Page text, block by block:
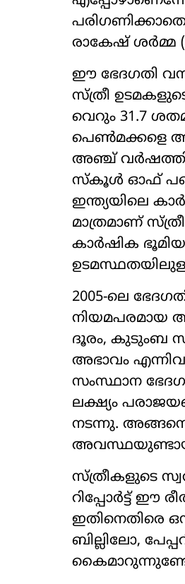
രാകേഷ് ശർമ്മ
ഈ ഭേദഗതി
സ്ത്രീ
വെറും 31.7
പെൺമക്കളെ
അഞ്ച്
സ്‌കൂൾ ഓഫ്
ഇന്ത്യയിലെ
മാത്രമാണ്
കാർഷിക
2005-ലെ
നിയമപരമായ
ദൂരം, കുടുംബ
അഭാവം
സംസ്ഥാന
ലക്ഷ്യം
നടന്നു.
സ്ത്രീകളുടെ
റിപ്പോർട്ട് ഈ
ഇതിനെതിരെ
ബില്ലിലോ,
കൈമാറുന്നുണ്ടോ